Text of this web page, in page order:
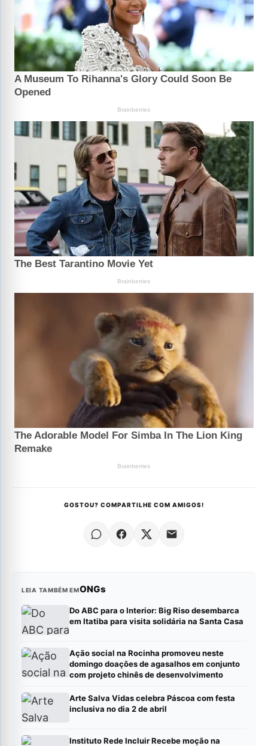
GOSTOU? COMPARTILHE COM AMIGOS!
LEIA TAMBÉM EMONGs
Do ABC para o Interior: Big Riso desembarca
em Itatiba para visita solidária na Santa Casa
Ação social na Rocinha promoveu neste
domingo doações de agasalhos em conjunto
com projeto chinês de desenvolvimento
Arte Salva Vidas celebra Páscoa com festa
inclusiva no dia 2 de abril
Instituto Rede Incluir Recebe moção na